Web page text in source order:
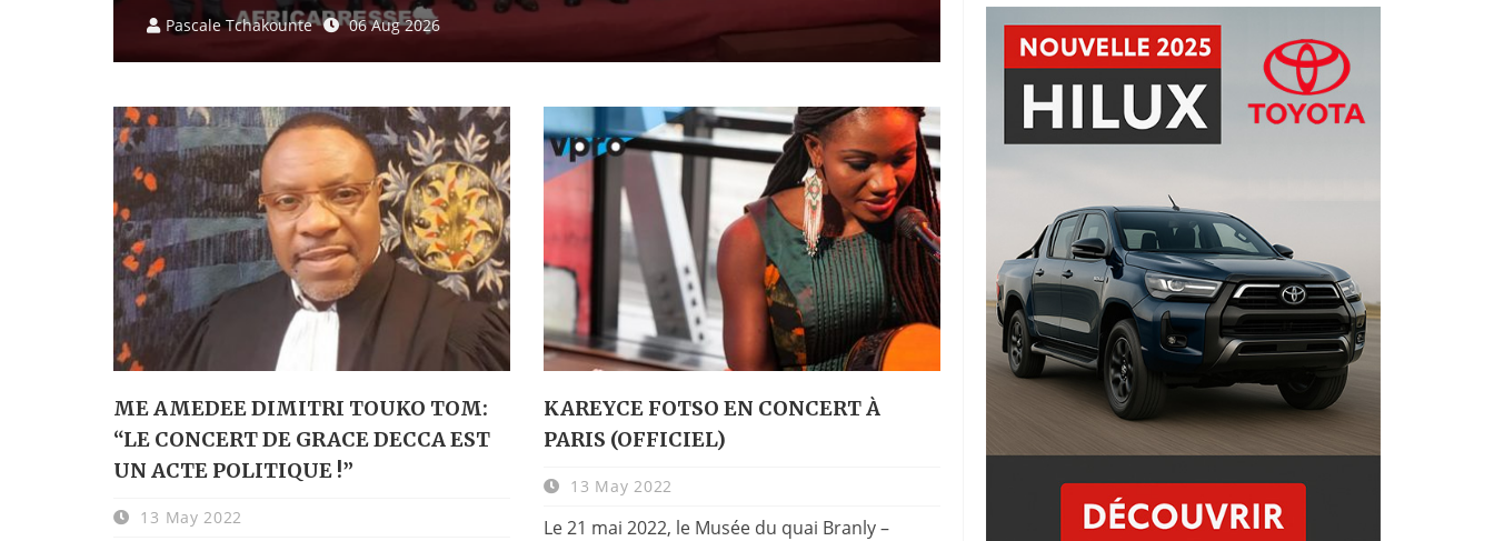
Pascale Tchakounte 06 Aug 2026 Pascale Tchakounte 04 Aug 2026
ME AMEDEE DIMITRI TOUKO TOM:
“LE CONCERT DE GRACE DECCA EST
UN ACTE POLITIQUE !”
13 May 2022
KAREYCE FOTSO EN CONCERT À
PARIS (OFFICIEL)
13 May 2022
Le 21 mai 2022, le Musée du quai Branly –